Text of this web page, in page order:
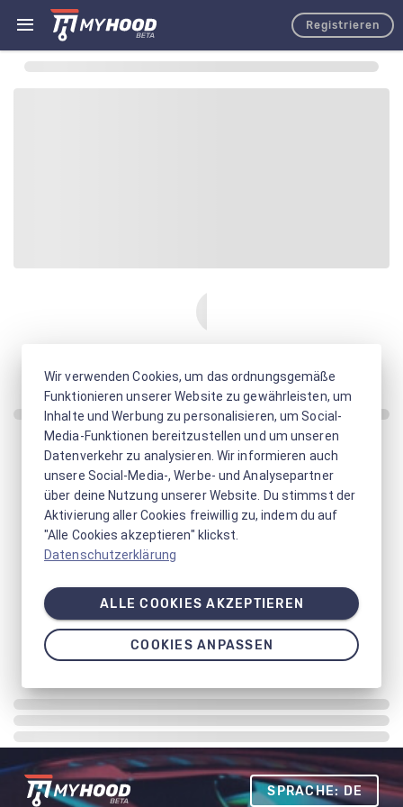
Registrieren
SPRACHE: DE
Wir verwenden Cookies, um das ordnungsgemäße
Funktionieren unserer Website zu gewährleisten, um
Inhalte und Werbung zu personalisieren, um Social-
Media-Funktionen bereitzustellen und um unseren
Datenverkehr zu analysieren. Wir informieren auch
unsere Social-Media-, Werbe- und Analysepartner
über deine Nutzung unserer Website. Du stimmst der
Aktivierung aller Cookies freiwillig zu, indem du auf
"Alle Cookies akzeptieren" klickst.
Datenschutzerklärung
ALLE COOKIES AKZEPTIEREN
COOKIES ANPASSEN